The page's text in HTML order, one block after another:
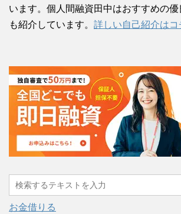
います。個人間融資田中はおすすめの
も紹介しています。 詳しい自己紹介はコ
お金借りる